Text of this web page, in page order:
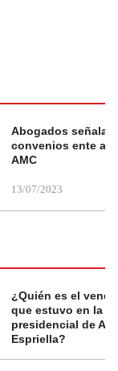
Abogados
convenios ente
AMC
13/07/2023
¿Quién es el
que estuvo en la
presidencial de
Espriella?